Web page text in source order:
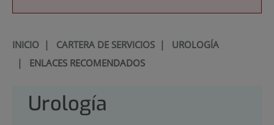
INICIO| CARTERA DE SERVICIOS| UROLOGÍA
| ENLACES RECOMENDADOS
Urología